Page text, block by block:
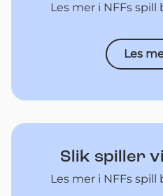
Les mer i NFFs
Les
Slik spiller
Les mer i NFFs